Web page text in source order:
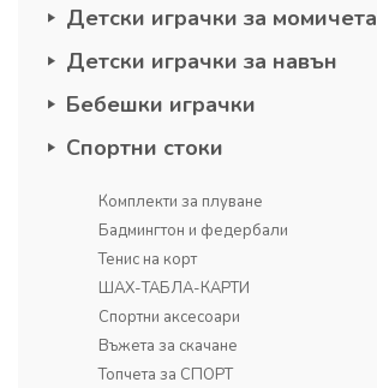
Детски играчки за момичета
Детски играчки за навън
Бебешки играчки
Спортни стоки
Комплекти за плуване
Бадмингтон и федербали
Тенис на корт
ШАХ-ТАБЛА-КАРТИ
Спортни аксесоари
Въжета за скачане
Топчета за СПОРТ